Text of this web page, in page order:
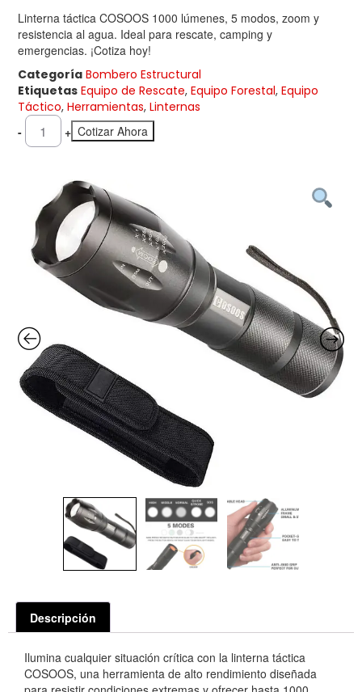
Linterna táctica COSOOS 1000 lúmenes, 5 modos, zoom y
resistencia al agua. Ideal para rescate, camping y
emergencias. ¡Cotiza hoy!
Categoría Bombero Estructural
Etiquetas Equipo de Rescate,Equipo Forestal,Equipo
Táctico,Herramientas,Linternas
-
+ Cotizar Ahora
Descripción
Ilumina cualquier situación crítica con la linterna táctica
COSOOS, una herramienta de alto rendimiento diseñada